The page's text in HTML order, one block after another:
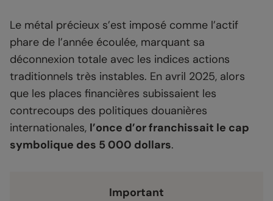
Le métal précieux s’est imposé comme l’actif
phare de l’année écoulée, marquant sa
déconnexion totale avec les indices actions
traditionnels très instables. En avril 2025, alors
que les places financières subissaient les
contrecoups des politiques douanières
internationales, l’once d’or franchissait le cap
symbolique des 5 000 dollars.
Important